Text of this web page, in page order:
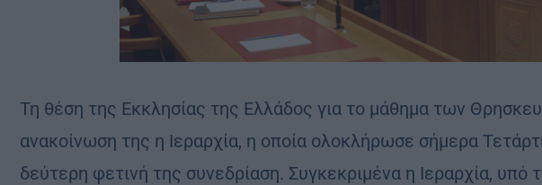
Τη θέση της Εκκλησίας της Ελλάδος για το μάθημα των
ανακοίνωση της η Ιεραρχία, η οποία ολοκλήρωσε σήμερα
δεύτερη φετινή της συνεδρίαση. Συγκεκριμένα η Ιεραρχία, υπό